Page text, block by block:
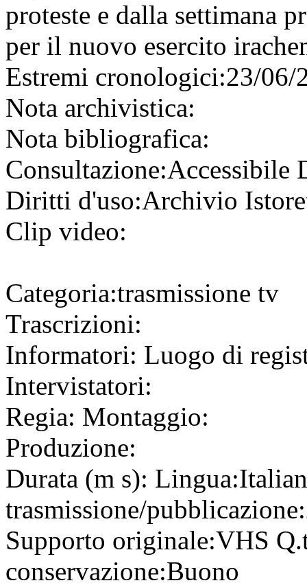
proteste e dalla settimana
per il nuovo esercito
Estremi cronologici:23/06/
Nota archivistica:
Nota bibliografica:
Consultazione:Accessibile
Diritti d'uso:Archivio
Clip video:
Categoria:trasmissione tv
Trascrizioni:
Informatori: Luogo di
Intervistatori:
Regia: Montaggio:
Produzione:
Durata (m s): Lingua:
trasmissione/pubblicazione:
Supporto originale:VHS
conservazione:Buono